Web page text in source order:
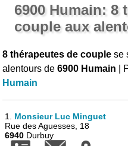
6900 Humain: 8
couple aux
8 thérapeutes de couple se
alentours de6900 Humain |
Humain
1. Monsieur Luc Minguet
Rue des Aguesses, 18
6940 Durbuy